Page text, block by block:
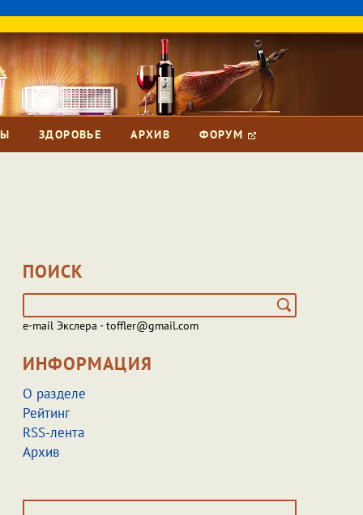
ЗДОРОВЬЕ АРХИВ ФОРУМ
ПОИСК
e-mail Экслера - toffler@gmail.com
ИНФОРМАЦИЯ
О разделе
Рейтинг
RSS-лента
Архив